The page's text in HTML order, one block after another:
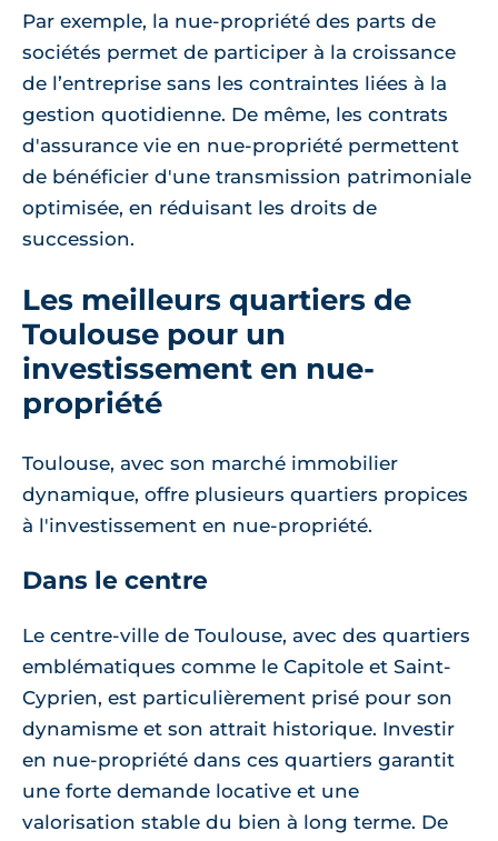
Par exemple, la nue-propriété des parts de
sociétés permet de participer à la croissance
de l’entreprise sans les contraintes liées à la
gestion quotidienne. De même, les contrats
d'assurance vie en nue-propriété permettent
de bénéficier d'une transmission patrimoniale
optimisée, en réduisant les droits de
succession.
Les meilleurs quartiers de
Toulouse pour un
investissement en nue-
propriété
Toulouse, avec son marché immobilier
dynamique, offre plusieurs quartiers propices
à l'investissement en nue-propriété.
Dans le centre
Le centre-ville de Toulouse, avec des quartiers
emblématiques comme le Capitole et Saint-
Cyprien, est particulièrement prisé pour son
dynamisme et son attrait historique. Investir
en nue-propriété dans ces quartiers garantit
une forte demande locative et une
valorisation stable du bien à long terme. De